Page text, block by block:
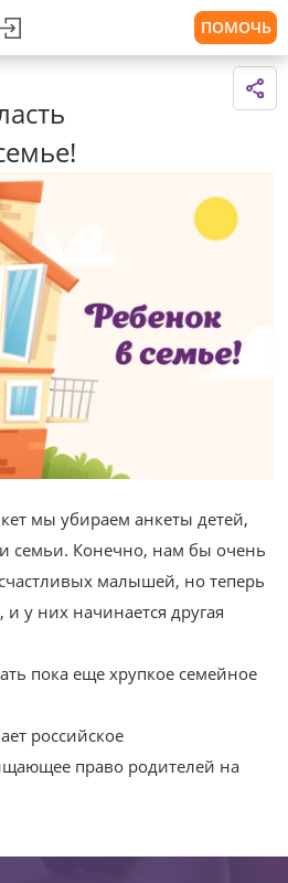
ПОМОЧЬ
мы убираем анкеты детей,
семьи. Конечно, нам бы очень
малышей, но теперь
и у них начинается другая
пока еще хрупкое семейное
российское
право родителей на